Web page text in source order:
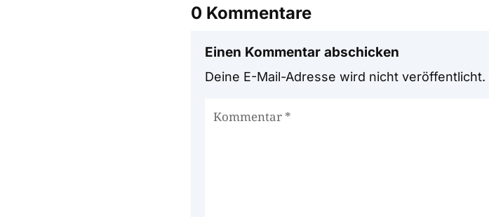
0 Kommentare
Einen Kommentar abschicken
Deine E-Mail-Adresse wird nicht veröffentlicht.